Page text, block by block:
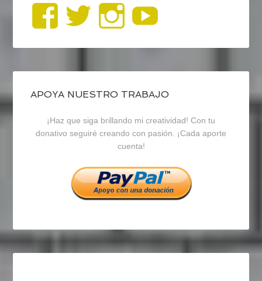
Ver
perfil
de
blogrecursosep
en
Facebook
Ver
perfil
de
recursosep
en
Twitter
Ver
perfil
de
recursosep
en
Instagram
APOYA NUESTRO TRABAJO
¡Haz que siga brillando mi creatividad! Con tu
donativo seguiré creando con pasión. ¡Cada aporte
cuenta!